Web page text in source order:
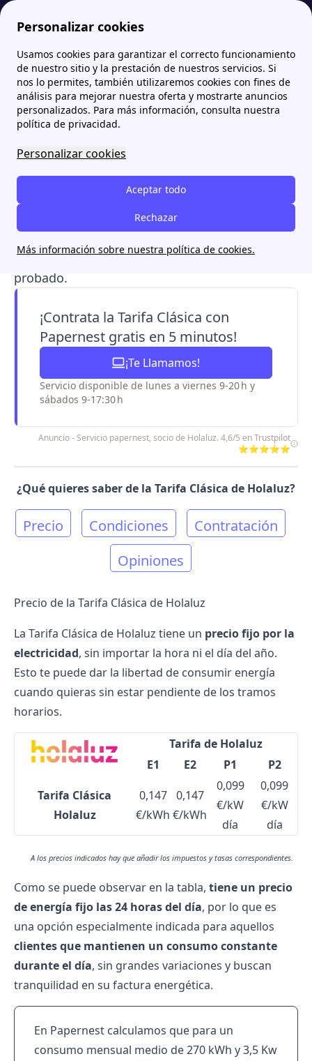
Personalizar cookies
Usamos cookies para garantizar el correcto funcionamiento
de nuestro sitio y la prestación de nuestros servicios. Si
nos lo permites, también utilizaremos cookies con fines de
análisis para mejorar nuestra oferta y mostrarte anuncios
personalizados. Para más información, consulta nuestra
política de privacidad.
Personalizar cookies
Aceptar todo
Rechazar
Más información sobre nuestra política de cookies.
Papernest.es MoreTarifas Tarifa Clásica de Holaluz: cuánto cuesta y cómo contratar
Tarifa Clásica de Holaluz:
cuánto cuesta y cómo
contratar
LaTarifa Clásicade Holaluz es unatarifa de
precio fijo
pensada para quienes valoran la
estabilidad y prefieren olvidarse de los
lasopinionesde los clientes que ya la han
probado.
¡Contrata la Tarifa Clásica con
Papernest gratis en 5 minutos!
¡Te Llamamos!
Servicio disponible de lunes a viernes 9-20 h y
sábados 9-17:30 h
Anuncio - Servicio papernest, socio de Holaluz. 4,6/5 en Trustpilot
⭐⭐⭐⭐⭐
¿Qué quieres saber de la Tarifa Clásica de Holaluz?
Precio Condiciones
Contratación
Opiniones
Precio de la Tarifa Clásica de Holaluz
La Tarifa Clásica de Holaluz tiene un precio fijo por la
electricidad, sin importar la hora ni el día del año.
Esto te puede dar la libertad de consumir energía
cuando quieras sin estar pendiente de los tramos
horarios.
Tarifa de Holaluz
E1
E2 P1
P2
Tarifa Clásica
Holaluz
0,147
€/kWh
0,147
€/kWh
0,099
€/kW
día
0,099
€/kW
día
A los precios indicados hay que añadir los impuestos y tasas correspondientes.
Como se puede observar en la tabla, tiene un precio
de energía fijo las 24 horas del día, por lo que es
una opción especialmente indicada para aquellos
clientes que mantienen un consumo constante
durante el día, sin grandes variaciones y buscan
tranquilidad en su factura energética.
En Papernest calculamos que para un
consumo mensual medio de 270 kWh y 3,5 Kw